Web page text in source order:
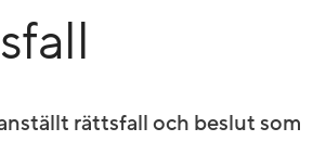
rättsfall och beslut som